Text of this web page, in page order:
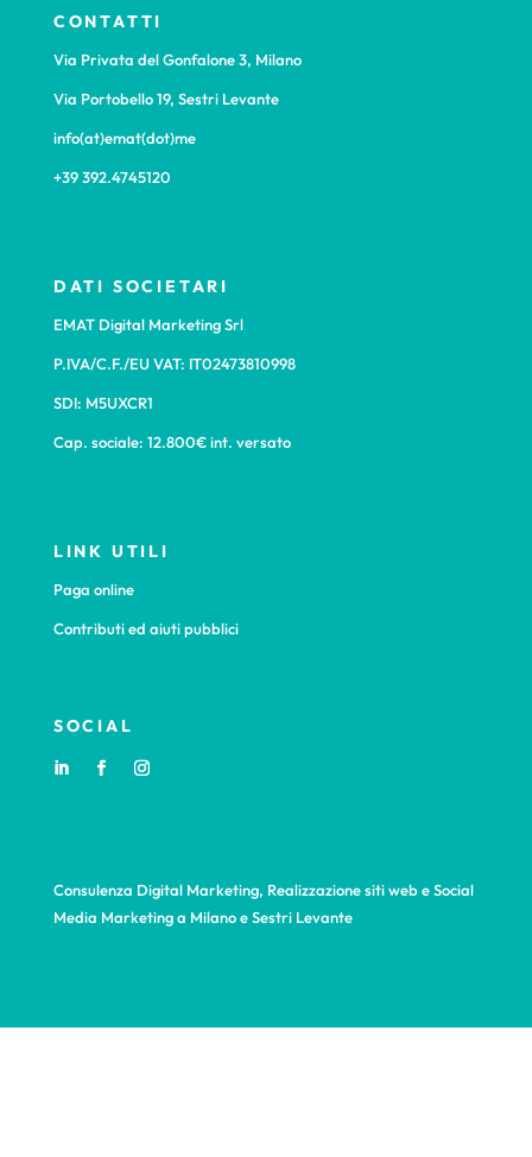
CONTATTI
Via Privata del Gonfalone 3, Milano
Via Portobello 19, Sestri Levante
info(at)emat(dot)me
+39 392.4745120
DATI SOCIETARI
EMAT Digital Marketing Srl
P.IVA/C.F./EU VAT: IT02473810998
SDI: M5UXCR1
Cap. sociale: 12.800€ int. versato
LINK UTILI
Paga online
Contributi ed aiuti pubblici
SOCIAL
Consulenza Digital Marketing, Realizzazione siti web e Social
Media Marketing a Milano e Sestri Levante